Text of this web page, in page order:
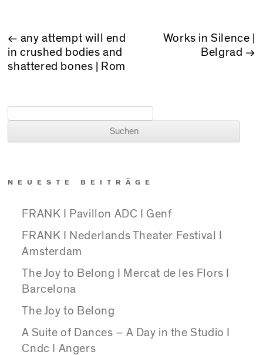
BEITRAGSNAVIGATION
← any attempt will end
in crushed bodies and
shattered bones | Rom
Works in Silence |
Belgrad →
NEUESTE BEITRÄGE
FRANK I Pavillon ADC I Genf
FRANK I Nederlands Theater Festival I
Amsterdam
The Joy to Belong I Mercat de les Flors I
Barcelona
The Joy to Belong
A Suite of Dances – A Day in the Studio I
Cndc I Angers